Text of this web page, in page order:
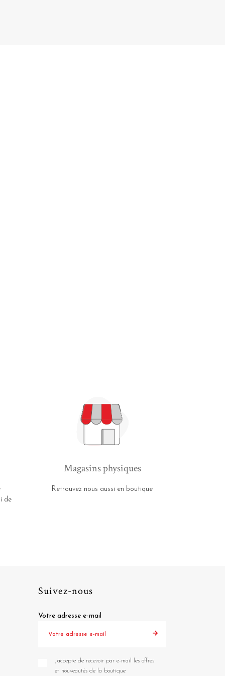
de
Magasins physiques
Retrouvez nous aussi en boutique
Suivez-nous
Votre adresse e-mail
J'accepte de recevoir par e-mail les offres
et nouveautés de la boutique